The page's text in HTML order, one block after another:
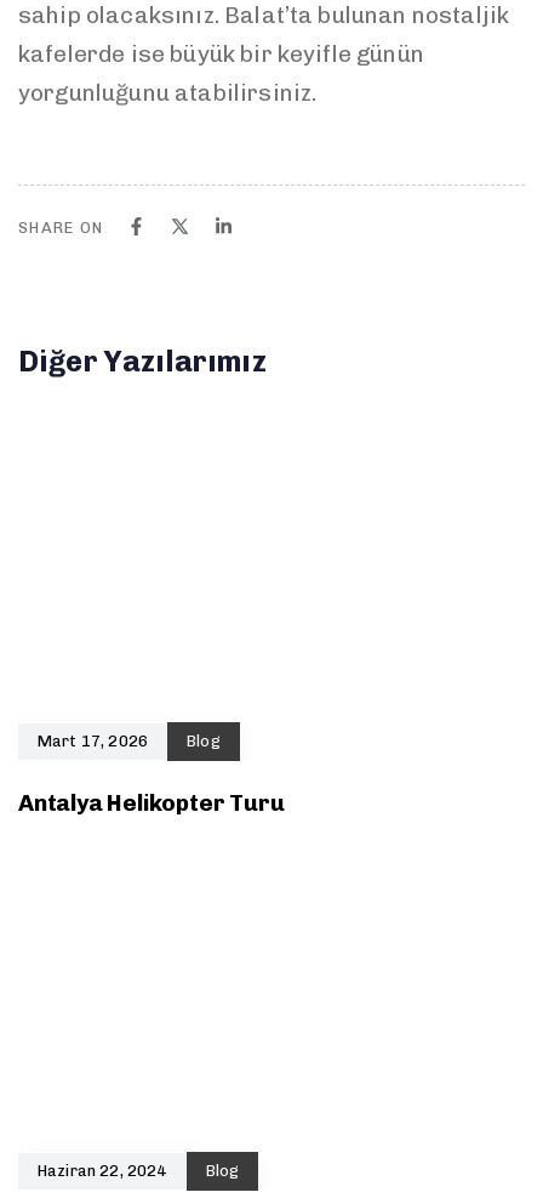
sahip olacaksınız. Balat’ta bulunan nostaljik
kafelerde ise büyük bir keyifle günün
yorgunluğunu atabilirsiniz.
SHARE ON
Diğer Yazılarımız
Mart 17, 2026 Blog
Antalya Helikopter Turu
Haziran 22, 2024 Blog